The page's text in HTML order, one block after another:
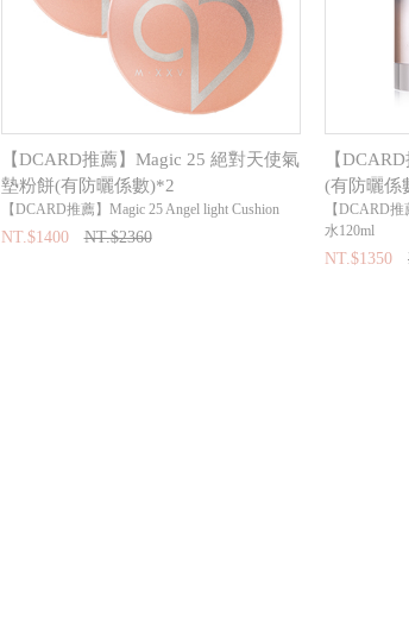
【DCARD推薦】Magic 25 絕對天使氣
墊粉餅(有防曬係數)*2
【DCARD推薦】Magic 25 Angel light Cushion
NT.$1400 NT.$2360
【
(有防曬係
【DCARD
水120ml
NT.$1350